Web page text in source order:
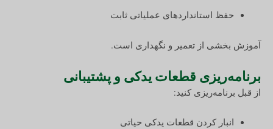
حفظ استانداردهای عملیاتی ثابت
آموزش بخشی از تعمیر و نگهداری است.
برنامه‌ریزی قطعات یدکی و پشتیبانی
از قبل برنامه‌ریزی کنید:
انبار کردن قطعات یدکی حیاتی